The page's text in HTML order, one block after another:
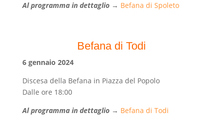
Al programma in dettaglio→ Befana di Spoleto
Befana di Todi
6gennaio 2024
Discesa della Befana in Piazza del Popolo
Dalle ore 18:00
Al programma in dettaglio→ Befana di Todi